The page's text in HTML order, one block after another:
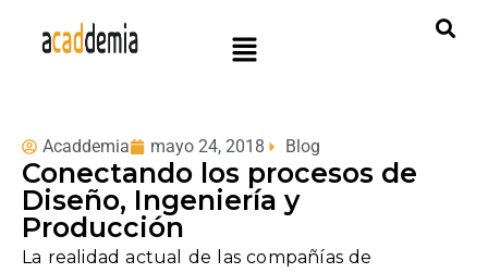
Acaddemia mayo 24, 2018 Blog
Conectando los procesos de
Diseño, Ingeniería y
Producción
La realidad actual de las compañías de